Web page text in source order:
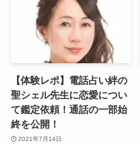
【体験レポ】電話占い絆の
聖シェル先生に恋愛につい
て鑑定依頼！通話の一部始
終を公開！
2021年7月14日